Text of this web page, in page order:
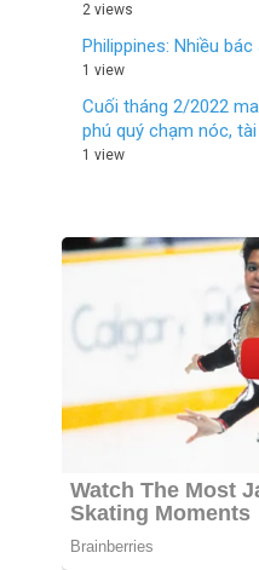
2 views
Philippines: Nhiều
1 view
Cuối tháng 2/2022
phú quý chạm nóc,
1 view